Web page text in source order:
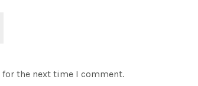
the next time I comment.